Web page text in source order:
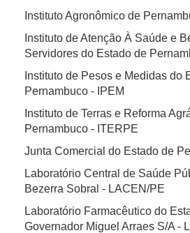
Instituto Agronômico de
Instituto de Atenção À Saúde e
Servidores do Estado de
Instituto de Pesos e Medidas do
Pernambuco - IPEM
Instituto de Terras e Reforma
Pernambuco - ITERPE
Junta Comercial do Estado de
Laboratório Central de Saúde
Bezerra Sobral - LACEN/PE
Laboratório Farmacêutico do
Governador Miguel Arraes S/A -